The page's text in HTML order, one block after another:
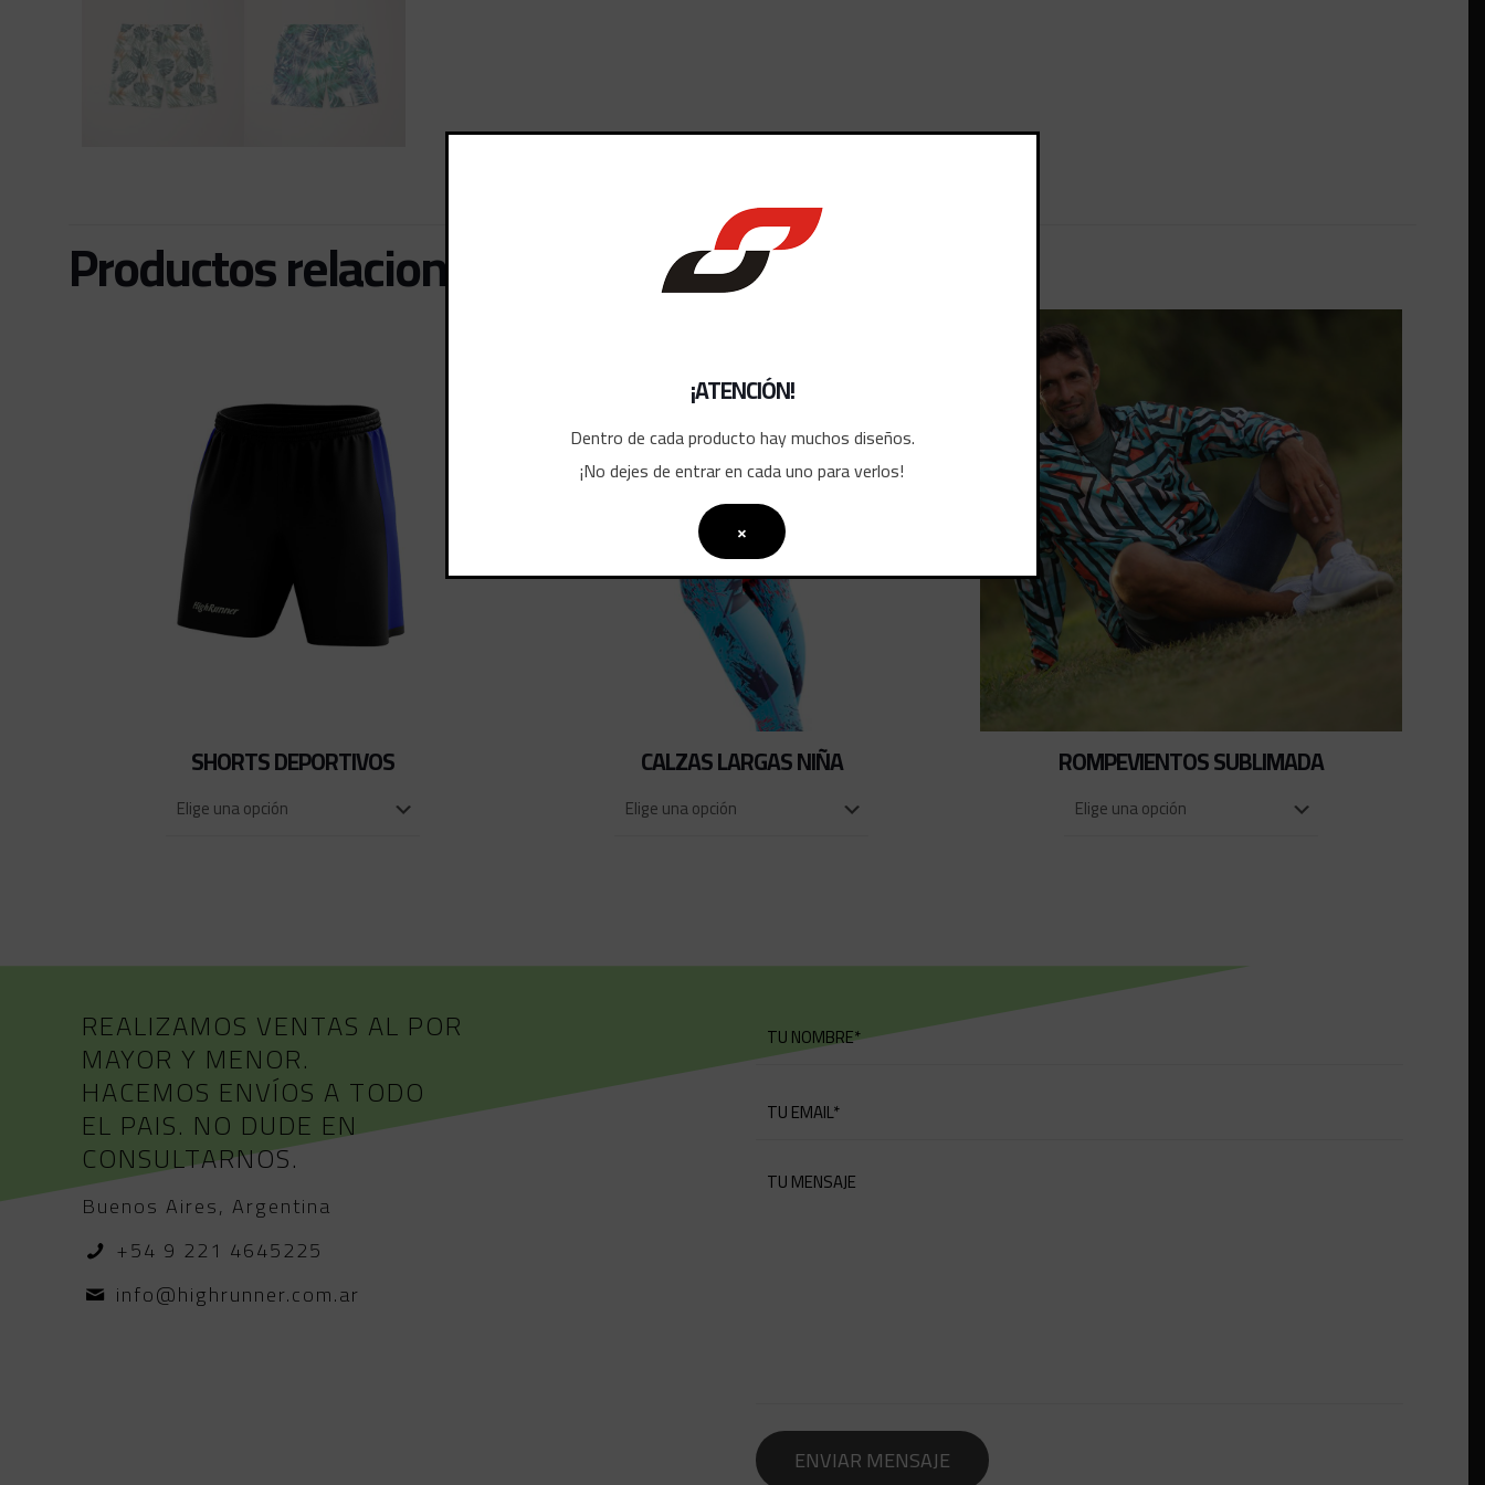
Productos relacionados
SHORTS DEPORTIVOS CALZAS LARGAS NIÑA ROMPEVIENTOS SUBLIMADA
REALIZAMOS VENTAS AL POR
MAYOR Y MENOR.
HACEMOS ENVÍOS A TODO
EL PAIS. NO DUDE EN
CONSULTARNOS.
Buenos Aires, Argentina
+54 9 221 4645225
info@highrunner.com.ar
¡ATENCIÓN!
Dentro de cada producto hay muchos diseños.
¡No dejes de entrar en cada uno para verlos!
×